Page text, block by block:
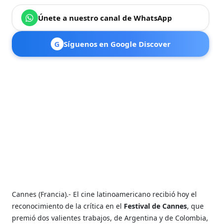
Únete a nuestro canal de WhatsApp
G Síguenos en Google Discover
Cannes (Francia).- El cine latinoamericano recibió hoy el
reconocimiento de la crítica en el Festival de Cannes, que
premió dos valientes trabajos, de Argentina y de Colombia,